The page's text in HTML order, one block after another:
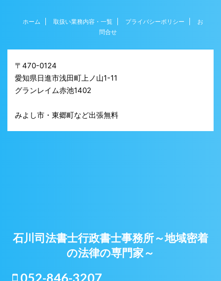
ホーム 取扱い業務内容・一覧 プライバシーポリシー
お
問合せ
〒470-0124
愛知県日進市浅田町上ノ山1-11
グランレイム赤池1402
みよし市・東郷町など出張無料
石川司法書士行政書士事務所～地域密着
の法律の専門家～
052-846-3207